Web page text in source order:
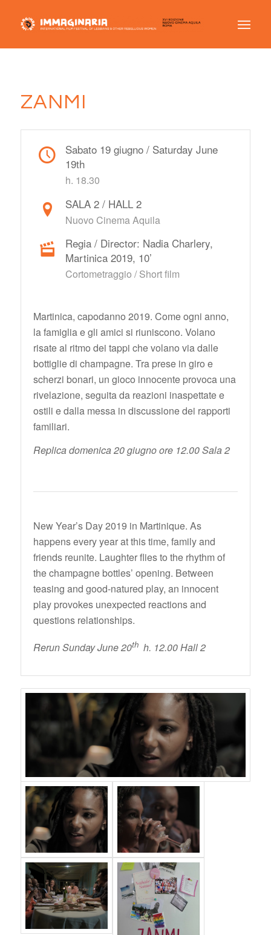
ZANMI
Sabato 19 giugno / Saturday June
19th
h. 18.30
SALA 2 / HALL 2
Nuovo Cinema Aquila
Regia / Director: Nadia Charlery,
Martinica 2019, 10’
Cortometraggio / Short film
Martinica, capodanno 2019. Come ogni anno,
la famiglia e gli amici si riuniscono. Volano
risate al ritmo dei tappi che volano via dalle
bottiglie di champagne. Tra prese in giro e
scherzi bonari, un gioco innocente provoca una
rivelazione, seguita da reazioni inaspettate e
ostili e dalla messa in discussione dei rapporti
familiari.
Replica domenica 20 giugno ore 12.00 Sala 2
New Year’s Day 2019 in Martinique. As
happens every year at this time, family and
friends reunite. Laughter flies to the rhythm of
the champagne bottles’ opening. Between
teasing and good-natured play, an innocent
play provokes unexpected reactions and
questions relationships.
Rerun Sunday June 20thh. 12.00 Hall 2